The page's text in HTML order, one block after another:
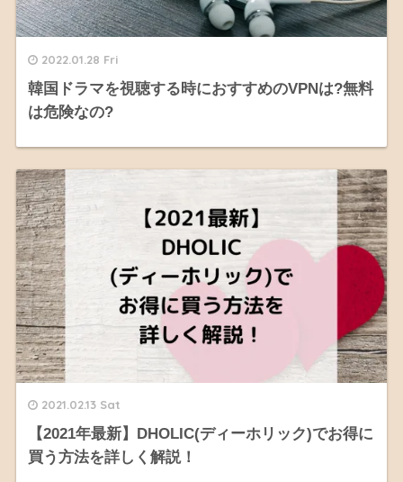
2022.01.28 Fri
韓国ドラマを視聴する時におすすめのVPNは?無料
は危険なの?
2021.02.13 Sat
【2021年最新】DHOLIC(ディーホリック)でお得に
買う方法を詳しく解説！